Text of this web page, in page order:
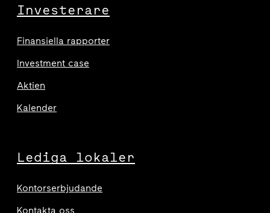
Investerare
Finansiella rapporter
Investment case
Aktien
Kalender
Lediga lokaler
Kontorserbjudande
Kontakta oss